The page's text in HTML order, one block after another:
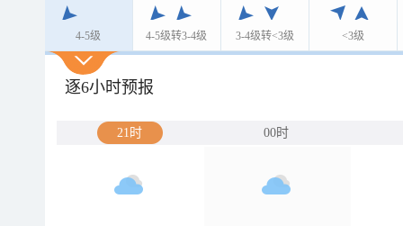
4-5级 4-5级转3-4级 3-4级转<3级 <3级
逐6小时预报
21时 00时